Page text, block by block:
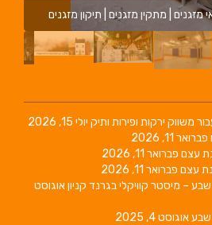
מזגנים | מתקין מזגנים | תיקון מזגנים
משווק ירקות ופירות ותיק יולי 15, 2026
פברואר 11, 2026
עצם פברואר 11, 2026
עצם פברואר 11, 2026
– מיסטר קוויקלי בגרנד קניוןאוגוסט
שבעאוגוסט 4, 2025